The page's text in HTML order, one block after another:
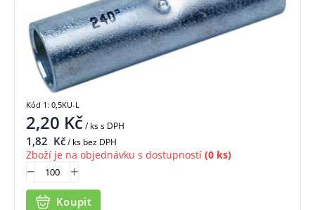
2,20 Kč/ kss DPH
1,82 Kč/ ks bez DPH
Zboží je na objednávku s dostupností (0 ks)
Koupit
Kód 1: 0,5KU-L